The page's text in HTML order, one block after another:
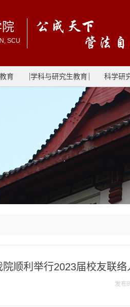
SCU
育 学科与研究生教育 科学研
院顺利举行2023届校友联
发布